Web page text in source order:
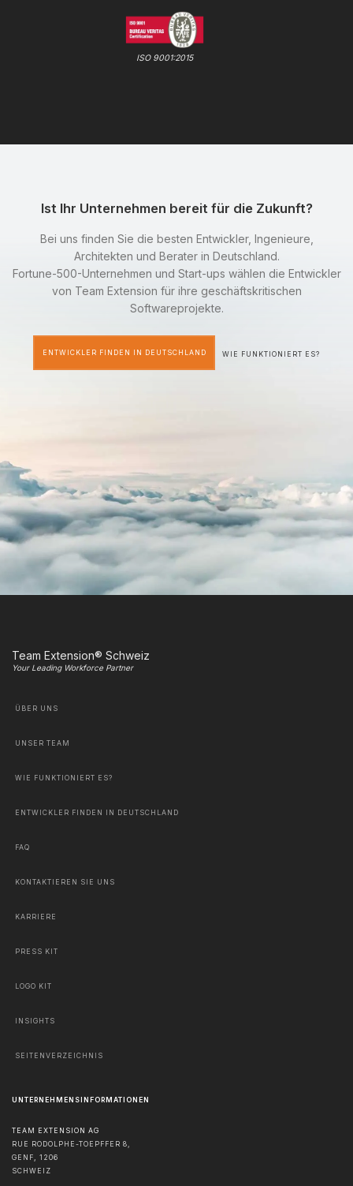
ISO 9001:2015
Ist Ihr Unternehmen bereit für die Zukunft?
Bei uns finden Sie die besten Entwickler, Ingenieure,
Architekten und Berater in Deutschland.
Fortune-500-Unternehmen und Start-ups wählen die Entwickler
von Team Extension für ihre geschäftskritischen
Softwareprojekte.
ENTWICKLER FINDEN IN DEUTSCHLAND WIE FUNKTIONIERT ES?
Team Extension® Schweiz
Your Leading Workforce Partner
ÜBER UNS
UNSER TEAM
WIE FUNKTIONIERT ES?
ENTWICKLER FINDEN IN DEUTSCHLAND
FAQ
KONTAKTIEREN SIE UNS
KARRIERE
PRESS KIT
LOGO KIT
INSIGHTS
SEITENVERZEICHNIS
UNTERNEHMENSINFORMATIONEN
TEAM EXTENSION AG
RUE RODOLPHE-TOEPFFER 8,
GENF, 1206
SCHWEIZ